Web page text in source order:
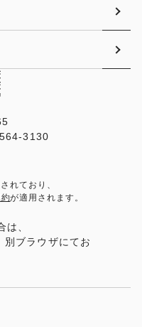
3130
れており、
が適用されます。
、
別ブラウザにてお